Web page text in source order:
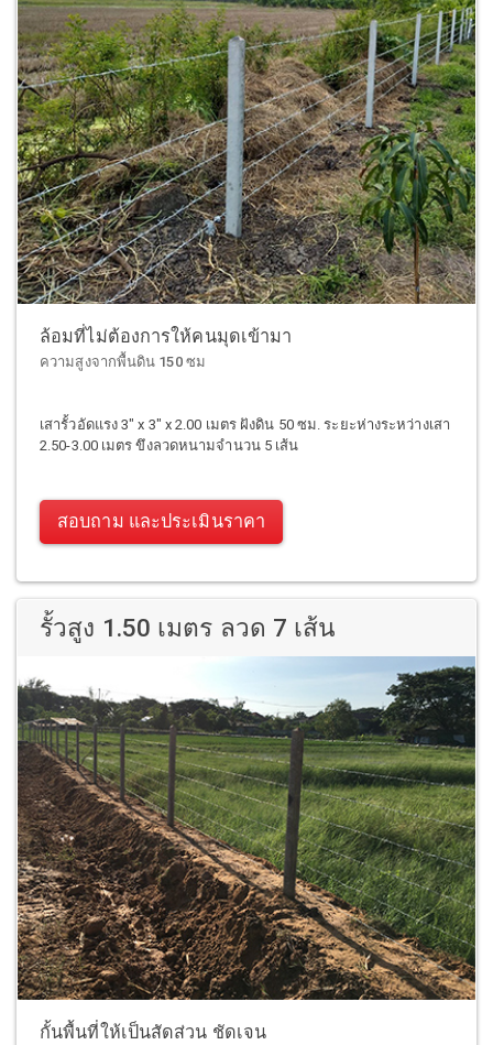
ล้อมที่ไม่ต้องการให้คนมุดเข้ามา
ความสูงจากพื้นดิน 150 ซม
เสารั้วอัดแรง 3" x 3" x 2.00 เมตร ฝังดิน 50 ซม. ระยะห่างระหว่างเสา
2.50-3.00 เมตร ขึงลวดหนามจำนวน 5 เส้น
สอบถาม และประเมินราคา
รั้วสูง 1.50 เมตร ลวด 7 เส้น
กั้นพื้นที่ให้เป็นสัดส่วน ชัดเจน